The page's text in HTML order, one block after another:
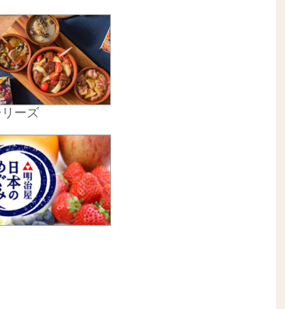
ーズ